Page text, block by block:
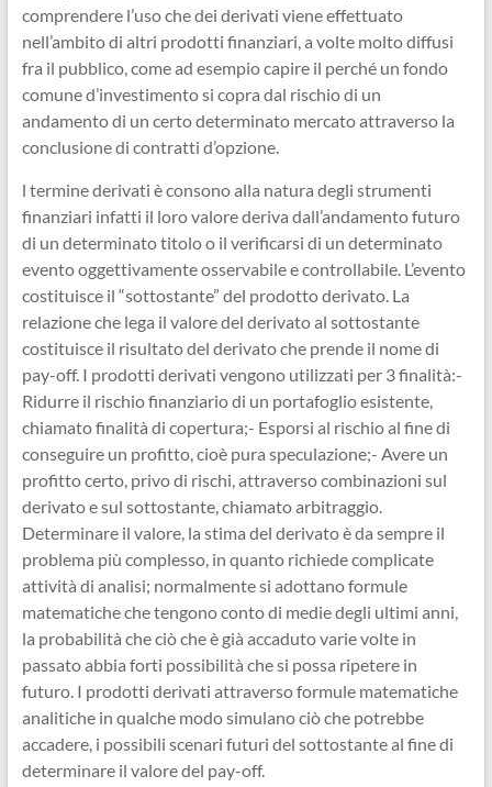
comprendere l’uso che dei derivati viene effettuato
nell’ambito di altri prodotti finanziari, a volte molto diffusi
fra il pubblico, come ad esempio capire il perché un fondo
comune d’investimento si copra dal rischio di un
andamento di un certo determinato mercato attraverso la
conclusione di contratti d’opzione.
l termine derivati è consono alla natura degli strumenti
finanziari infatti il loro valore deriva dall’andamento futuro
di un determinato titolo o il verificarsi di un determinato
evento oggettivamente osservabile e controllabile. L’evento
costituisce il “sottostante” del prodotto derivato. La
relazione che lega il valore del derivato al sottostante
costituisce il risultato del derivato che prende il nome di
pay-off. I prodotti derivati vengono utilizzati per 3 finalità:-
Ridurre il rischio finanziario di un portafoglio esistente,
chiamato finalità di copertura;- Esporsi al rischio al fine di
conseguire un profitto, cioè pura speculazione;- Avere un
profitto certo, privo di rischi, attraverso combinazioni sul
derivato e sul sottostante, chiamato arbitraggio.
Determinare il valore, la stima del derivato è da sempre il
problema più complesso, in quanto richiede complicate
attività di analisi; normalmente si adottano formule
matematiche che tengono conto di medie degli ultimi anni,
la probabilità che ciò che è già accaduto varie volte in
passato abbia forti possibilità che si possa ripetere in
futuro. I prodotti derivati attraverso formule matematiche
analitiche in qualche modo simulano ciò che potrebbe
accadere, i possibili scenari futuri del sottostante al fine di
determinare il valore del pay-off.